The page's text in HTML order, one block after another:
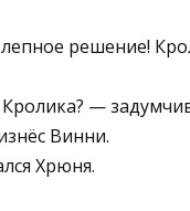
решение!
—
Винни.
Хрюня.